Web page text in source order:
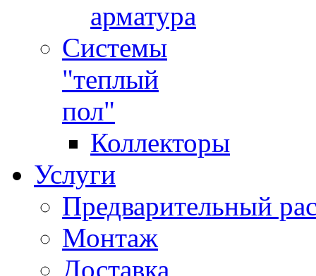
арматура
Системы
"теплый
пол"
Коллекторы
Услуги
Предварительный
Монтаж
Доставка